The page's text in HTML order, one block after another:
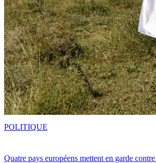
Quatre pays européens mettent en garde
POLITIQUE